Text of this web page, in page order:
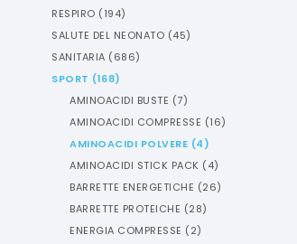
RESPIRO (194)
SALUTE DEL NEONATO (45)
SANITARIA (686)
SPORT (168)
AMINOACIDI BUSTE (7)
AMINOACIDI COMPRESSE (16)
AMINOACIDI POLVERE (4)
AMINOACIDI STICK PACK (4)
BARRETTE ENERGETICHE (26)
BARRETTE PROTEICHE (28)
ENERGIA COMPRESSE (2)